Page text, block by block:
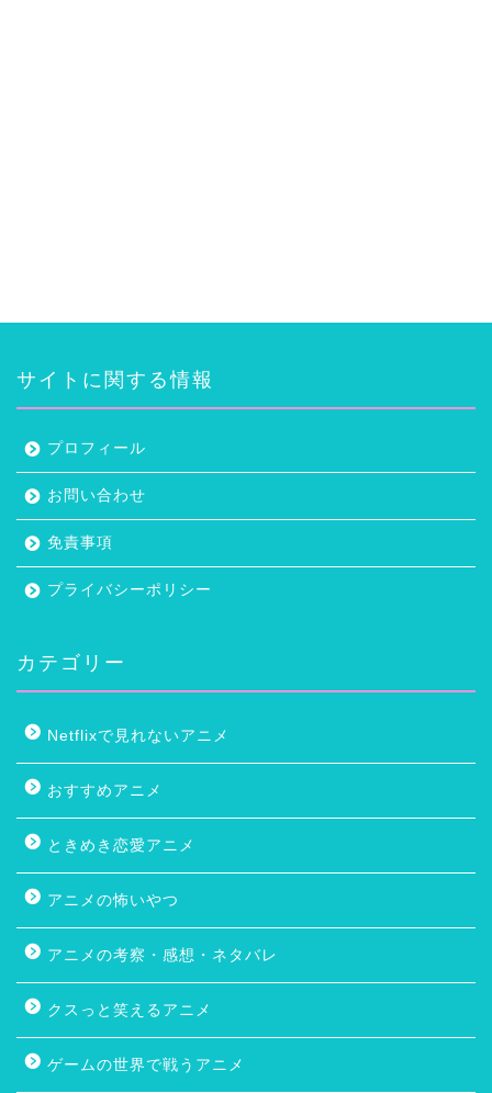
サイトに関する情報
プロフィール
お問い合わせ
免責事項
プライバシーポリシー
カテゴリー
Netflixで見れないアニメ
おすすめアニメ
ときめき恋愛アニメ
アニメの怖いやつ
アニメの考察・感想・ネタバレ
クスっと笑えるアニメ
ゲームの世界で戦うアニメ